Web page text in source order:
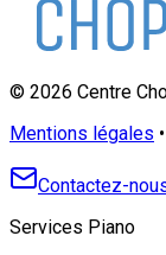
© 2026 Centre
Mentions légales •
Contactez-
Services Piano